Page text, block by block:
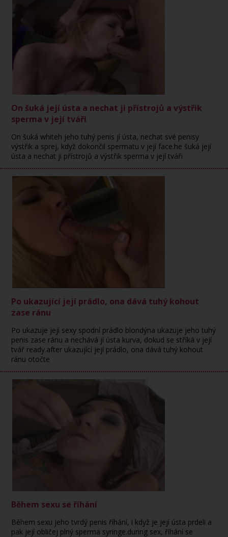
On šuká její ústa a nechat ji přístrojů a výstřik
sperma v její tváři
On šuká whiteh jeho tuhý penis jí ústa, nechat své penisy
výstřik a sprej, když dokončil spermatu v její face.he šuká její
ústa a nechat ji přístrojů a výstřik sperma v její tváři
Po ukazující její prádlo, ona dává tuhý kohout
zase ránu
Po ukazuje její sexy spodní prádlo blondýna ukazuje jeho tuhý
penis zase ránu a nechává jí ústa kurva, dokud se stříká v její
tvář ready.after ukazující její prádlo, ona dává tuhý kohout
ránu otočte
Během sexu se říhání
Během sexu jeho tvrdý penis říhání, i když je její ústa prdeli a
pak její obličej plný sperma syringe.during sex, říhání se